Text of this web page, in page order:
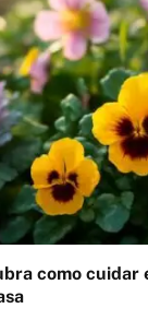
como cuidar